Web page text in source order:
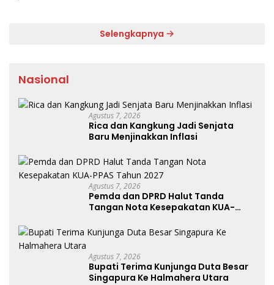
Selengkapnya
Nasional
Agustus 7, 2026
Rica dan Kangkung Jadi Senjata
Baru Menjinakkan Inflasi
Agustus 7, 2026
Pemda dan DPRD Halut Tanda
Tangan Nota Kesepakatan KUA-
Agustus 7, 2026
Bupati Terima Kunjunga Duta Besar
Singapura Ke Halmahera Utara